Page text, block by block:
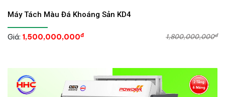
Máy Tách Màu Đá Khoáng Sản KD4
Giá: 1,500,000,000đ 1,800,000,000đ